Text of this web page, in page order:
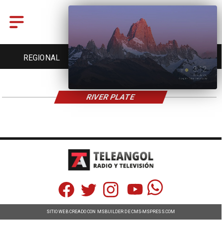
REGIONAL ENTRETENCIÓN DEPORTES
RIVER PLATE
SITIO WEB CREADO CON MSBUILDER DE CMS-MSPRESS.COM